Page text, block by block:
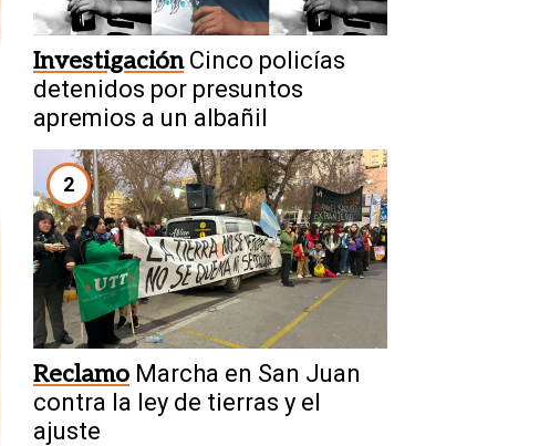
Investigación Cinco policías
detenidos por presuntos
apremios a un albañil
2
Reclamo Marcha en San Juan
contra la ley de tierras y el
ajuste